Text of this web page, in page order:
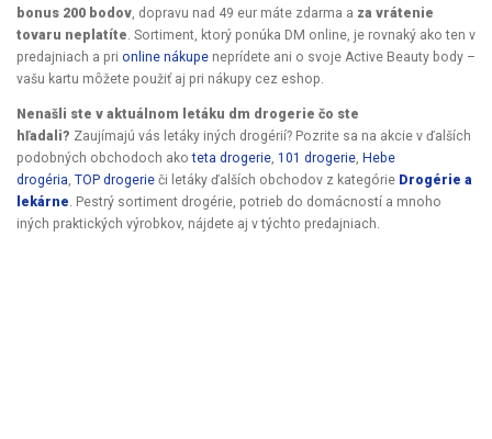
bonus 200 bodov , dopravu nad 49 eur máte zdarma a za vrátenie
tovaru neplatíte . Sortiment, ktorý ponúka DM online, je rovnaký ako ten v
predajniach a pri online nákupe neprídete ani o svoje Active Beauty body –
vašu kartu môžete použiť aj pri nákupy cez eshop.
Nenašli ste v aktuálnom letáku dm drogerie čo ste
hľadali? Zaujímajú vás letáky iných drogérií? Pozrite sa na akcie v ďalších
podobných obchodoch akoteta drogerie, 101 drogerie, Hebe
drogéria, TOP drogerie či letáky ďalších obchodov z kategórie Drogérie a
lekárne. Pestrý sortiment drogérie, potrieb do domácností a mnoho
iných praktických výrobkov, nájdete aj v týchto predajniach.